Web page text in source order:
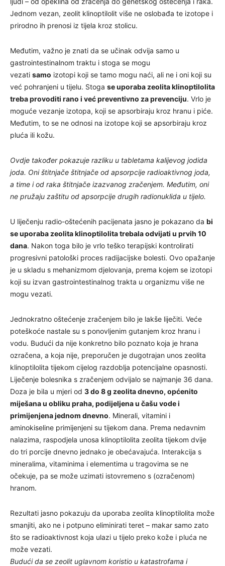
Jednom vezan, zeolit klinoptilolit više ne oslobađa te izotope i
prirodno ih prenosi iz tijela kroz stolicu.
Međutim, važno je znati da se učinak odvija samo u
gastrointestinalnom traktu i stoga se mogu
vezati samo izotopi koji se tamo mogu naći, ali ne i oni koji su
već pohranjeni u tijelu. Stoga se uporaba zeolita klinoptilolita
treba provoditi rano i već preventivno za prevenciju. Vrlo je
moguće vezanje izotopa, koji se apsorbiraju kroz hranu i piće.
Međutim, to se ne odnosi na izotope koji se apsorbiraju kroz
pluća ili kožu.
Ovdje također pokazuje razliku u tabletama kalijevog jodida
joda. Oni štitnjače štitnjače od apsorpcije radioaktivnog joda,
a time i od raka štitnjače izazvanog zračenjem. Međutim, oni
ne pružaju zaštitu od apsorpcije drugih radionuklida u tijelo.
U liječenju radio-oštećenih pacijenata jasno je pokazano da bi
se uporaba zeolita klinoptilolita trebala odvijati u prvih 10
dana. Nakon toga bilo je vrlo teško terapijski kontrolirati
progresivni patološki proces radijacijske bolesti. Ovo opažanje
je u skladu s mehanizmom djelovanja, prema kojem se izotopi
koji su izvan gastrointestinalnog trakta u organizmu više ne
mogu vezati.
Jednokratno oštećenje zračenjem bilo je lakše liječiti. Veće
poteškoće nastale su s ponovljenim gutanjem kroz hranu i
vodu. Budući da nije konkretno bilo poznato koja je hrana
ozračena, a koja nije, preporučen je dugotrajan unos zeolita
klinoptilolita tijekom cijelog razdoblja potencijalne opasnosti.
Liječenje bolesnika s zračenjem odvijalo se najmanje 36 dana.
Doza je bila u mjeri od 3 do 8 g zeolita dnevno, općenito
miješana u obliku praha, podijeljena u čašu vode i
primijenjena jednom dnevno. Minerali, vitamini i
aminokiseline primijenjeni su tijekom dana. Prema nedavnim
nalazima, raspodjela unosa klinoptilolita zeolita tijekom dvije
do tri porcije dnevno jednako je obećavajuća. Interakcija s
mineralima, vitaminima i elementima u tragovima se ne
očekuje, pa se može uzimati istovremeno s (ozračenom)
hranom.
Rezultati jasno pokazuju da uporaba zeolita klinoptilolita može
smanjiti, ako ne i potpuno eliminirati teret – makar samo zato
što se radioaktivnost koja ulazi u tijelo preko kože i pluća ne
može vezati.
Budući da se zeolit uglavnom koristio u katastrofama i